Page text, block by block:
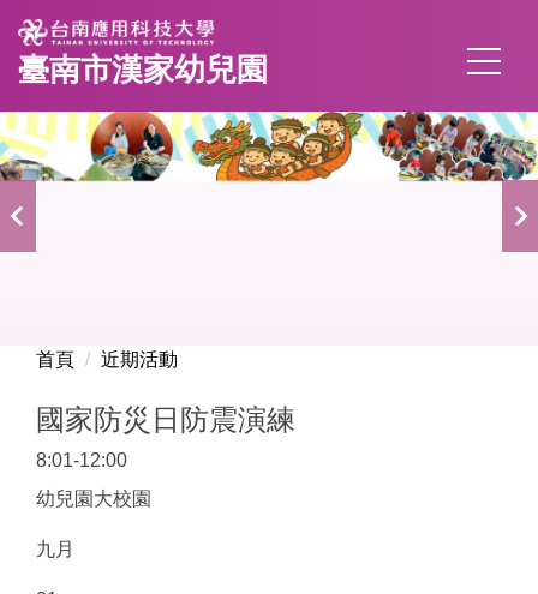
跳
到
主
內
容
臺南市漢家幼兒園
首頁 近期活動
國家防災日防震演練
8:01-12:00
幼兒園大校園
九月